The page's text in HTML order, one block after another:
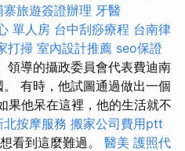
寨旅遊簽證辦理 牙醫
單人房 台中刮痧療程 台南律
打掃 室內設計推薦 seo保證
領導的攝政委員會代表費迪南
有時，他試圖通過做出一個
果他呆在這裡，他的生活就不
北按摩服務 搬家公司費用ptt
看到這麼難過。 醫美 護照代